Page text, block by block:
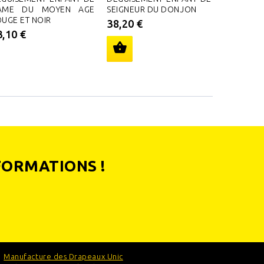
DU MOYEN AGE
ET NOIR
€
SEIGNEUR DU DONJON
38,20 €
!
Manufacture des Drapeaux Unic